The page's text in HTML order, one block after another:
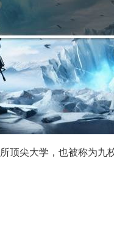
顶尖大学，也被称为九